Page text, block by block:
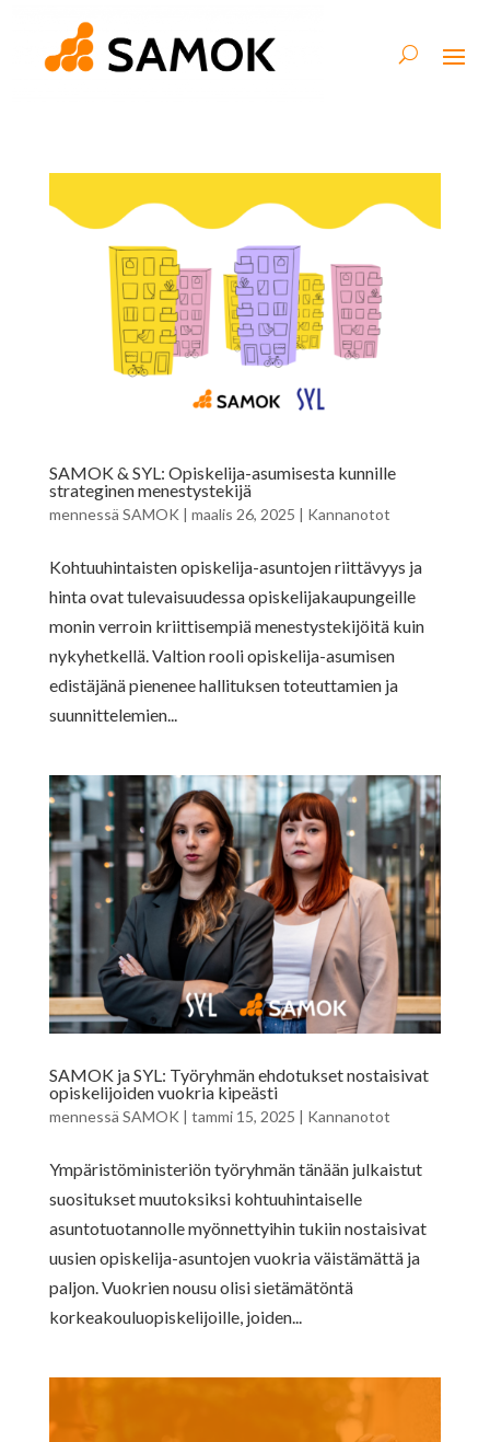
SAMOK & SYL: Opiskelija-asumisesta kunnille
strateginen menestystekijä
mennessä SAMOK | maalis 26, 2025 | Kannanotot
Kohtuuhintaisten opiskelija-asuntojen riittävyys ja
hinta ovat tulevaisuudessa opiskelijakaupungeille
monin verroin kriittisempiä menestystekijöitä kuin
nykyhetkellä. Valtion rooli opiskelija-asumisen
edistäjänä pienenee hallituksen toteuttamien ja
suunnittelemien...
SAMOK ja SYL: Työryhmän ehdotukset nostaisivat
opiskelijoiden vuokria kipeästi
mennessä SAMOK | tammi 15, 2025 | Kannanotot
Ympäristöministeriön työryhmän tänään julkaistut
suositukset muutoksiksi kohtuuhintaiselle
asuntotuotannolle myönnettyihin tukiin nostaisivat
uusien opiskelija-asuntojen vuokria väistämättä ja
paljon. Vuokrien nousu olisi sietämätöntä
korkeakouluopiskelijoille, joiden...